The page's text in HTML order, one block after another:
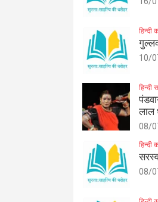
हिन्दी
10/
हिन्दी
लाल
08/
हिन्दी
08/